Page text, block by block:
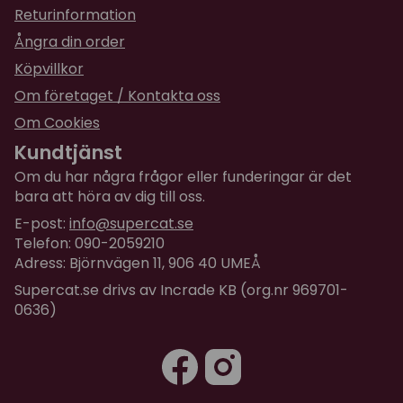
som är ofarlig för din katt när du behandlar
katthuset och placera gärna katthuset på en så
skyddad plats som möjligt för att förhindra
väderslitage.
Returinformation
Ångra din order
Köpvillkor
Om företaget / Kontakta oss
Om Cookies
Kundtjänst
Om du har några frågor eller funderingar är det
bara att höra av dig till oss.
E-post: info@supercat.se
Telefon: 090-2059210
Adress: Björnvägen 11, 906 40 UMEÅ
Supercat.se drivs av Incrade KB (org.nr 969701-
0636)